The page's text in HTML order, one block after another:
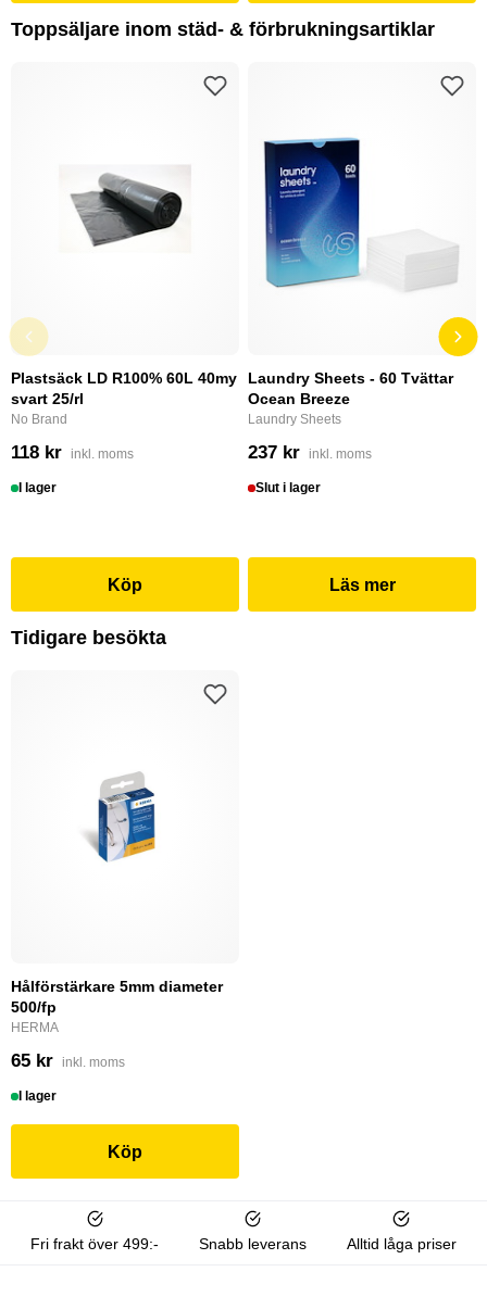
Toppsäljare inom städ- & förbrukningsartiklar
Plastsäck LD R100% 60L 40my
svart 25/rl
No Brand
118 kr inkl. moms
I lager
Köp
Laundry Sheets - 60 Tvättar
Ocean Breeze
Laundry Sheets
237 kr inkl. moms
Slut i lager
Läs mer
Tidigare besökta
Hålförstärkare 5mm diameter
500/fp
HERMA
65 kr inkl. moms
I lager
Köp
Fri frakt över 499:- Snabb leverans Alltid låga priser